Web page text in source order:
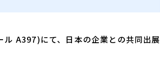
A397)にて、日本の企業との共同出展